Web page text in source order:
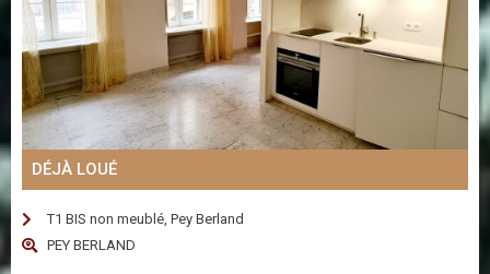
DÉJÀ LOUÉ
T1 BIS non meublé, Pey Berland
PEY BERLAND